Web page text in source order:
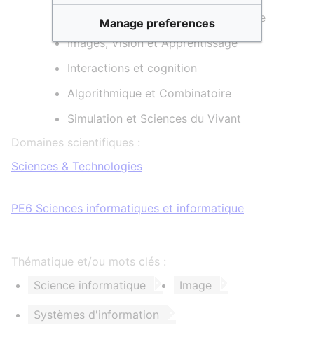
Informatique Graphique et Géométrie
Images, Vision et Apprentissage
Interactions et cognition
Algorithmique et Combinatoire
Simulation et Sciences du Vivant
Domaines scientifiques :
Sciences & Technologies
PE6 Sciences informatiques et informatique
Thématique et/ou mots clés :
Science informatique
Image
Systèmes d'information
Manage preferences